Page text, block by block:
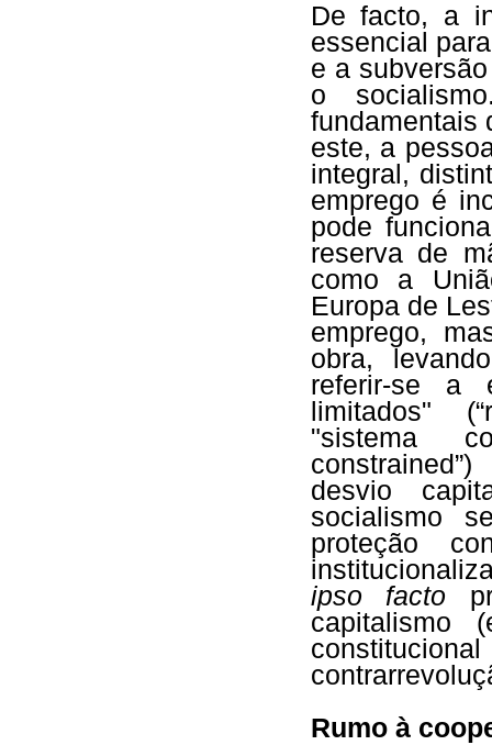
De facto, a
essencial
e a
o
fundamentais
este, a
integral,
emprego é
pode
reserva de
como a
Europa de
emprego,
obra,
referir-se a
limitados"
"sistema
desvio
socialismo
proteção
ipso facto
capitalismo
Rumo à